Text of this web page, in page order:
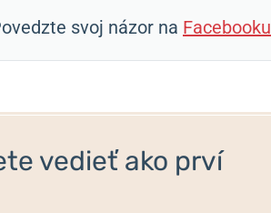
svoj názor na Facebooku
vedieť ako prví